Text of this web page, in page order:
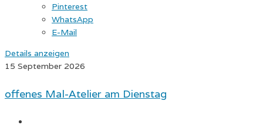
Pinterest
WhatsApp
E-Mail
Details anzeigen
15 September 2026
offenes Mal-Atelier am Dienstag